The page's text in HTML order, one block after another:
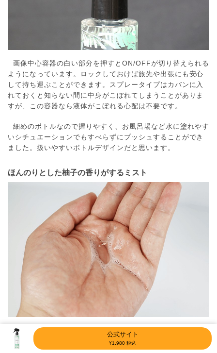
画像中心容器の白い部分を押すとON/OFFが切り替えられる
ようになっています。ロックしておけば旅先や出張にも安心
して持ち運ぶことができます。スプレータイプはカバンに入
れておくと知らない間に中身がこぼれてしまうことがありま
すが、この容器なら液体がこぼれる心配は不要です。
細めのボトルなので握りやすく、お風呂場など水に塗れやす
いシチュエーションでもすべらずにプッシュすることができ
ました。扱いやすいボトルデザインだと思います。
ほんのりとした柚子の香りがするミスト
ミスト自体は柚子の爽やかな香りがほんのりする程度です
が、顔に吹きかける際にはしっかり香りを感じます。今回の
検証ではニオイが気になることはありませんでしたが、柚子
公式サイト
¥1,980 税込